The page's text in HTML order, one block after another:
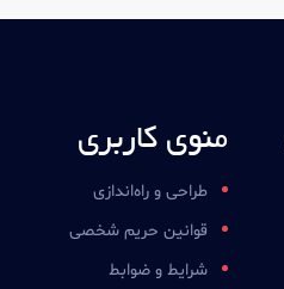
منوی کاربری
طراحی و راه‌اندازی
قوانین حریم شخصی
شرایط و ضوابط